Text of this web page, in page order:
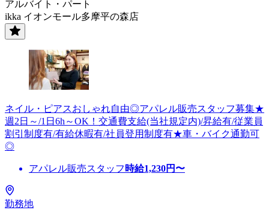
アルバイト・パート
ikka イオンモール多摩平の森店
ネイル・ピアスおしゃれ自由◎アパレル販売スタッフ募集★
週2日～/1日6h～OK！交通費支給(当社規定内)/昇給有/従業員
割引制度有/有給休暇有/社員登用制度有★車・バイク通勤可
◎
アパレル販売スタッフ 時給1,230円〜
勤務地